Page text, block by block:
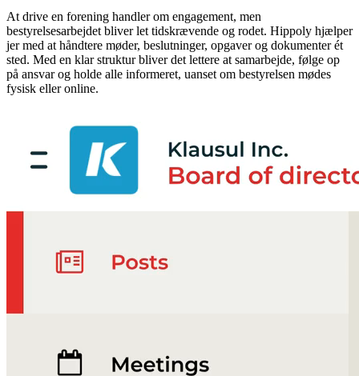
At drive en forening handler om engagement, men
bestyrelsesarbejdet bliver let tidskrævende og rodet. Hippoly hjælper
jer med at håndtere møder, beslutninger, opgaver og dokumenter ét
sted. Med en klar struktur bliver det lettere at samarbejde, følge op
på ansvar og holde alle informeret, uanset om bestyrelsen mødes
fysisk eller online.